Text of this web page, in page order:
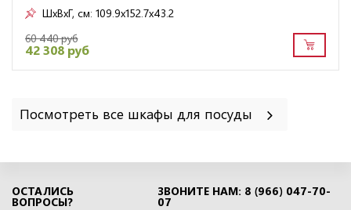
ШxВxГ, см: 109.9x152.7x43.2
60 440 руб
42 308 руб
Посмотреть все шкафы для посуды
ОСТАЛИСЬ
ВОПРОСЫ?
ЗВОНИТЕ НАМ: 8 (966) 047-70-
07